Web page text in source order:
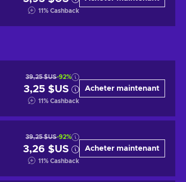
11% Cashback
39,25 $US-92%
3,25 $US
11% Cashback
Acheter maintenant
39,25 $US-92%
3,26 $US
11% Cashback
Acheter maintenant